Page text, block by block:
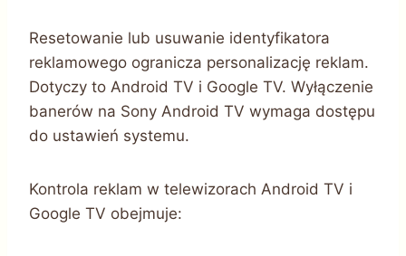
Resetowanie lub usuwanie identyfikatora
reklamowego ogranicza personalizację reklam.
Dotyczy to Android TV i Google TV. Wyłączenie
banerów na Sony Android TV wymaga dostępu
do ustawień systemu.
Kontrola reklam w telewizorach Android TV i
Google TV obejmuje: